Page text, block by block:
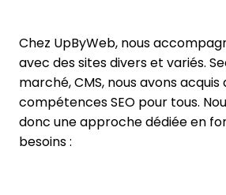
Chez UpByWeb, nous
avec des sites divers et variés.
marché, CMS, nous avons acquis
compétences SEO pour tous.
donc une approche dédiée en
besoins :